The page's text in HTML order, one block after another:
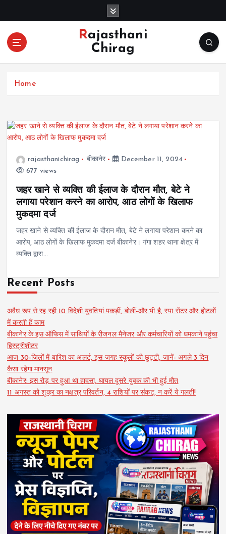
o
Rajasthani
Chirag
Home
rajasthanichirag बीकानेर
December 11, 2024
677 views
जहर खाने से व्यक्ति की ईलाज के दौरान मौत, बेटे ने
लगाया परेशान करने का आरोप, आठ लोगों के खिलाफ
मुकदमा दर्ज
जहर खाने से व्यक्ति की ईलाज के दौरान मौत, बेटे ने लगाया परेशान करने का
आरोप, आठ लोगों के खिलाफ मुकदमा दर्ज बीकानेर। गंगा शहर थाना क्षेत्र में
व्यक्ति द्वारा…
Recent Posts
अवैध रूप से रह रही 10 विदेशी युवतियां पकड़ीं, बोलीं-और भी है, स्पा सेंटर और होटलों
में करती हैं काम
बीकानेर के इस ऑफिस में साथियों के रीजनल मैनेजर और कर्मचारियों को धमकाने पहुंचा
हिस्ट्रीशीटर
आज 30-जिलों में बारिश का अलर्ट, इस जगह स्कूलों की छुट्टी, जानें- अगले 3 दिन
कैसा रहेगा मानसून
बीकानेर: इस रोड़ पर हुआ था हादसा, घायल दूसरे युवक की भी हुई मौत
11 अगस्त को शुक्र का नक्षत्र परिवर्तन, 4 राशियों पर संकट, न करें ये गलती!